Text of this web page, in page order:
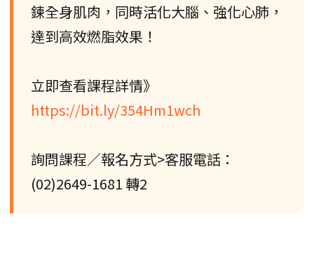
鍊全身肌肉，同時活化大腦、強化心肺，
達到高效燃脂效果！
立即查看課程詳情》
https://bit.ly/354Hm1wch
詢問課程／報名方式>客服電話：
(02)2649-1681 轉2